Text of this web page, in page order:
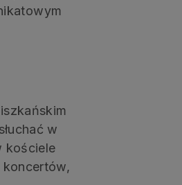
w
kościele